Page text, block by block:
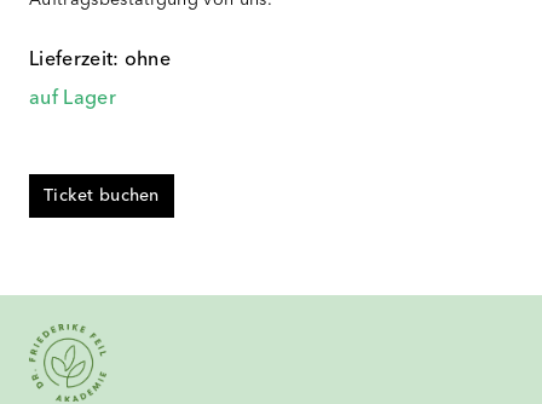
Lieferzeit: ohne
auf Lager
Ticket buchen